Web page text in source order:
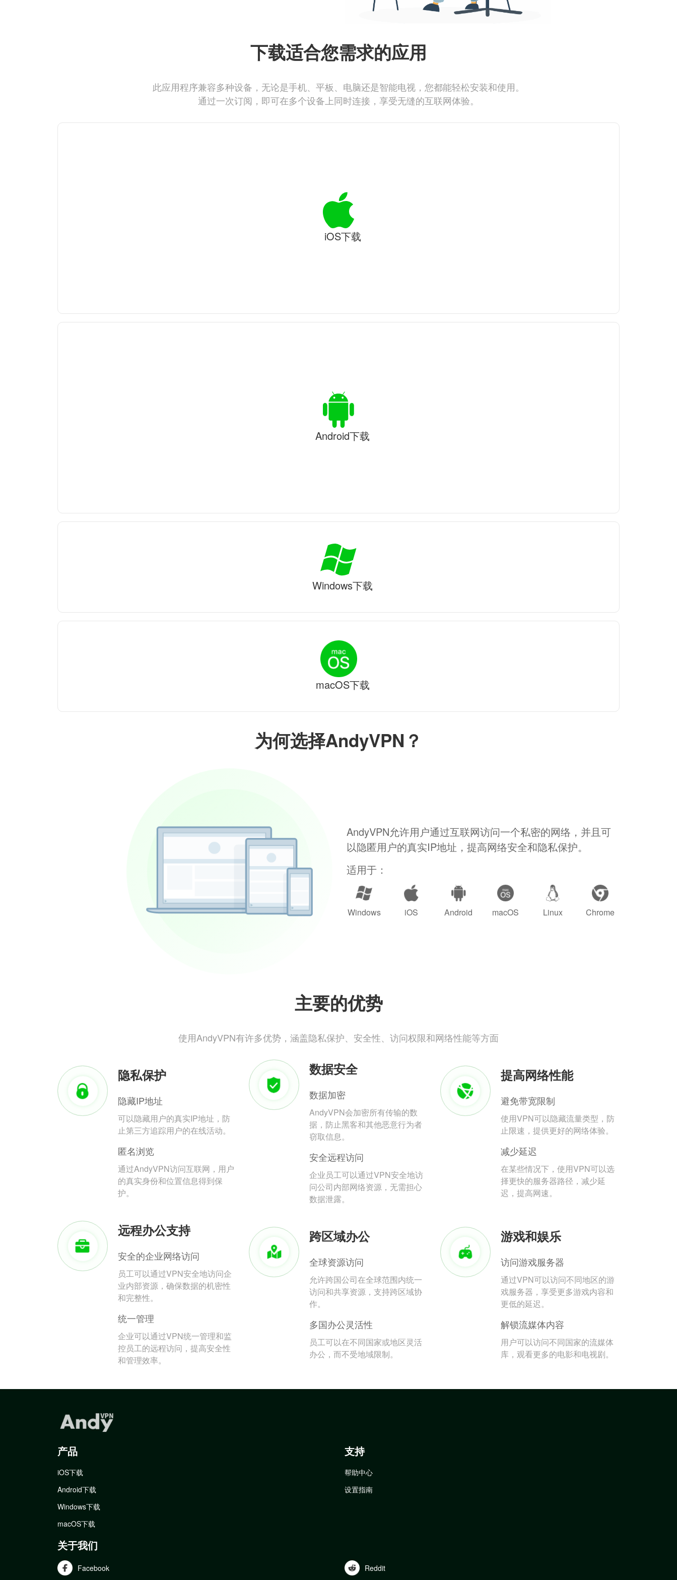
为何选择AndyVPN？
AndyVPN允许用户通过互联网访问一个私密的网络，并且可
以隐匿用户的真实IP地址，提高网络安全和隐私保护。
适用于：
Windows iOS Android macOS Linux Chrome
主要的优势
使用AndyVPN有许多优势，涵盖隐私保护、安全性、访问权限和网络性能等方面
隐私保护
隐藏IP地址
可以隐藏用户的真实IP地址，防
止第三方追踪用户的在线活动。
匿名浏览
通过AndyVPN访问互联网，用户
的真实身份和位置信息得到保
护。
数据安全
数据加密
AndyVPN会加密所有传输的数
据，防止黑客和其他恶意行为者
窃取信息。
安全远程访问
企业员工可以通过VPN安全地访
问公司内部网络资源，无需担心
数据泄露。
提高网络性能
避免带宽限制
使用VPN可以隐藏流量类型，防
止限速，提供更好的网络体验。
减少延迟
在某些情况下，使用VPN可以选
择更快的服务器路径，减少延
迟，提高网速。
远程办公支持
安全的企业网络访问
员工可以通过VPN安全地访问企
业内部资源，确保数据的机密性
和完整性。
统一管理
企业可以通过VPN统一管理和监
控员工的远程访问，提高安全性
和管理效率。
跨区域办公
全球资源访问
允许跨国公司在全球范围内统一
访问和共享资源，支持跨区域协
作。
多国办公灵活性
员工可以在不同国家或地区灵活
办公，而不受地域限制。
游戏和娱乐
访问游戏服务器
通过VPN可以访问不同地区的游
戏服务器，享受更多游戏内容和
更低的延迟。
解锁流媒体内容
用户可以访问不同国家的流媒体
库，观看更多的电影和电视剧。
下载适合您需求的应用
此应用程序兼容多种设备，无论是手机、平板、电脑还是智能电视，您都能轻松安装和使用。
通过一次订阅，即可在多个设备上同时连接，享受无缝的互联网体验。
iOS下载
Android下载
Windows下载
macOS下载
产品
iOS下载
Android下载
Windows下载
macOS下载
支持
帮助中心
设置指南
关于我们
Facebook Reddit